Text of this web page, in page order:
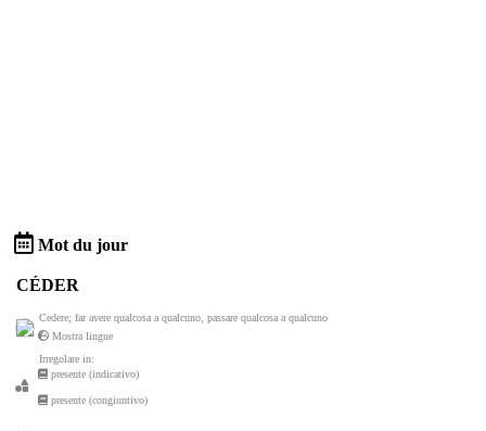
Mot du jour
CÉDER
Cedere; far avere qualcosa a qualcuno, passare qualcosa a qualcuno
Mostra lingue
Irregolare in:
presente (indicativo)
presente (congiuntivo)